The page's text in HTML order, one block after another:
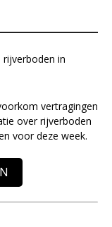
in
vertragingen
over rijverboden
voor deze week.